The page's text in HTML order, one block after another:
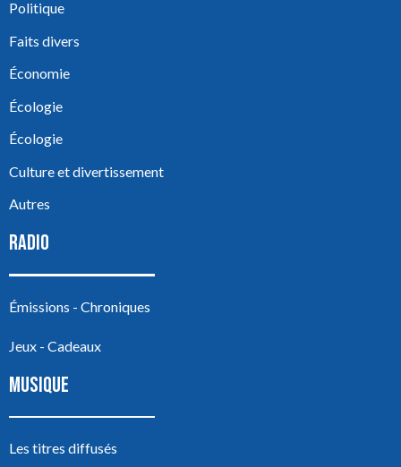
Politique
Faits divers
Économie
Écologie
Écologie
Culture et divertissement
Autres
RADIO
Émissions - Chroniques
Jeux - Cadeaux
MUSIQUE
Les titres diffusés